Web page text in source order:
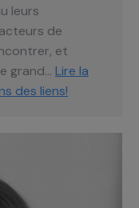
leurs
de
et
grand… Lire la
des liens!